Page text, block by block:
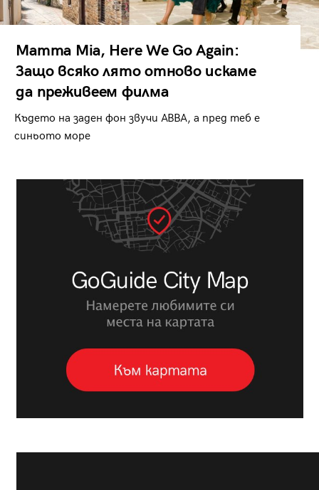
Mamma Mia, Here We Go Again:
Защо всяко лято отново искаме
да преживеем филма
Където на заден фон звучи ABBA, а пред теб е
синьото море